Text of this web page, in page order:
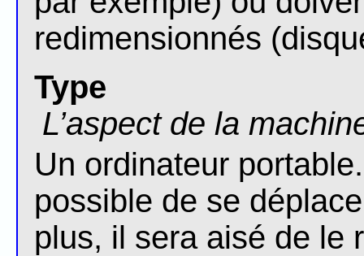
redimensionnés
Type
L’aspect de la
Un ordinateur
possible de se
plus, il sera aisé de le